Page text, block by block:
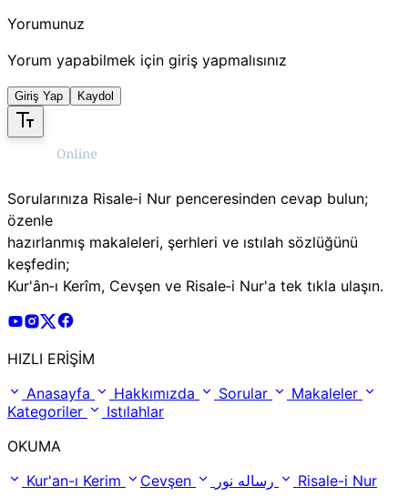
Yorumunuz
Yorum yapabilmek için giriş yapmalısınız
Giriş Yap Kaydol
Sorularınıza Risale‑i Nur penceresinden cevap bulun;
özenle
hazırlanmış makaleleri, şerhleri ve ıstılah sözlüğünü
keşfedin;
Kur'ân‑ı Kerîm, Cevşen ve Risale‑i Nur'a tek tıkla ulaşın.
Risale Online Youtube Hesabı
Risale Online Instagram Hesabı
Risale Online X Hesabı
HIZLI ERİŞİM
Anasayfa
Hakkımızda Sorular
Makaleler
Kategoriler
Istılahlar
OKUMA
Kur'an-ı Kerim
Cevşen Risale-i Nur